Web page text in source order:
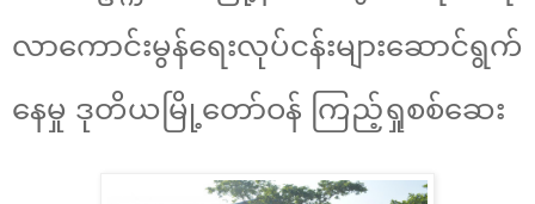
လာကောင်းမွန်ရေးလုပ်ငန်းများဆောင်ရွက်
နေမှု ဒုတိယမြို့တော်ဝန် ကြည့်ရှုစစ်ဆေး